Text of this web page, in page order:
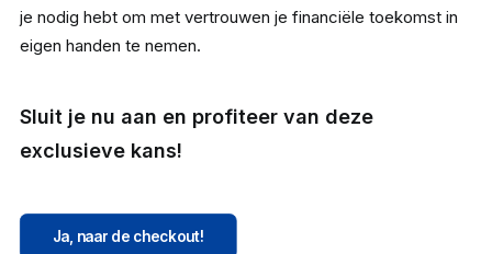
je nodig hebt om met vertrouwen je financiële toekomst in
eigen handen te nemen.
Sluit je nu aan en profiteer van deze
exclusieve kans!
Ja, naar de checkout!